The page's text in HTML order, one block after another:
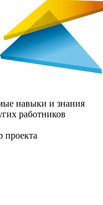
навыки и знания
работников
проекта